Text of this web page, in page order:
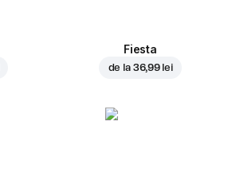
Fiesta
de la 36,99 lei